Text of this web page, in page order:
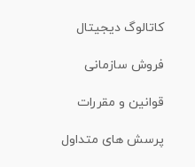
کاتالوگ دیجیتال
فروش سازمانی
قوانین و مقررات
پرسش های متداول